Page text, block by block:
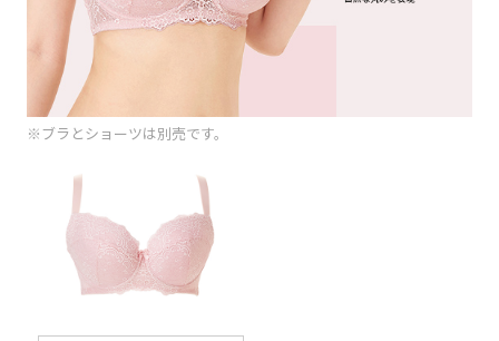
※ブラとショーツは別売です。